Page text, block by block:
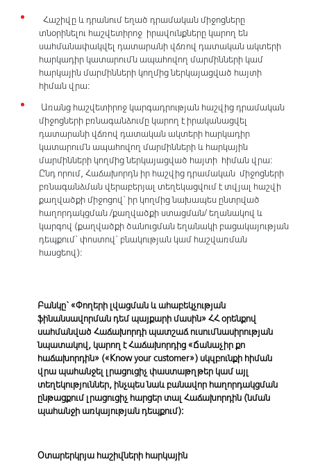
Հաշիվը և դրանում եղած դրամական միջոցները
տնօրինելու հաշվետիրոջ իրավունքները կարող են
սահմանափակվել դատարանի վճռով դատական ակտերի
հարկադիր կատարումն ապահովող մարմինների կամ
հարկային մարմինների կողմից ներկայացված հայտի
հիման վրա:
Առանց հաշվետիրոջ կարգադրության հաշվից դրամական
միջոցների բռնագանձումը կարող է իրականացվել
դատարանի վճռով դատական ակտերի հարկադիր
կատարումն ապահովող մարմինների և հարկային
մարմինների կողմից ներկայացված հայտի հիման վրա:
Ընդ որում, Հաճախորդն իր հաշվից դրամական միջոցների
բռնագանձման վերաբերյալ տեղեկացվում է տվյալ հաշվի
քաղվածքի միջոցով` իր կողմից նախապես ընտրված
հաղորդակցման /քաղվածքի ստացման/ եղանակով և
կարգով (քաղվածքի ծանուցման եղանակի բացակայության
դեպքում` փոստով` բնակության կամ հաշվառման
հասցեով):
Բանկը` «Փողերի լվացման և ահաբեկչության
ֆինանսավորման դեմ պայքարի մասին» ՀՀ օրենքով
սահմանված Հաճախորդի պատշաճ ուսումնասիրության
նպատակով, կարող է Հաճախորդից «Ճանաչիր քո
հաճախորդին» («Know your customer») սկզբունքի հիման
վրա պահանջել լրացուցիչ փաստաթղթեր կամ այլ
տեղեկություններ, ինչպես նաև բանավոր հաղորդակցման
ընթացքում լրացուցիչ հարցեր տալ Հաճախորդին (նման
պահանջի առկայության դեպքում):
Օտարերկրյա հաշիվների հարկային